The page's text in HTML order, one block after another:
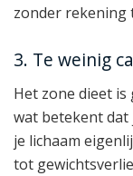
zonder rekening
3. Te weinig
Het zone dieet is
wat betekent
je lichaam
tot